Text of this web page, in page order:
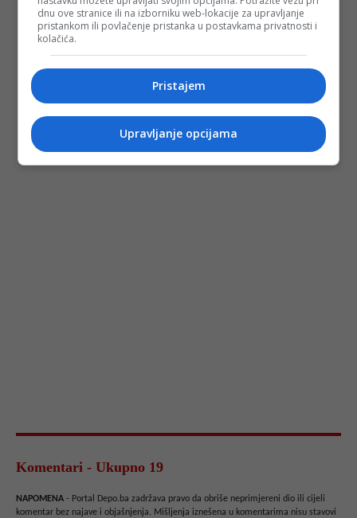
Komentari - Ukupno 19
NAPOMENA - Portal Depo.ba zadržava pravo da obriše neprimjereni dio ili cijeli
komentar bez najave i objašnjenja. Mišljenja iznešena u komentarima nisu stavovi
dnu ove stranice ili na izborniku web-lokacije za upravljanje
pristankom ili povlačenje pristanka u postavkama privatnosti i
kolačića.
Pristajem
Upravljanje opcijama